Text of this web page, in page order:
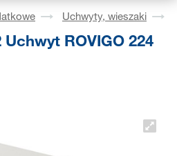
Uchwyty, wieszaki
Uchwyt ROVIGO 224